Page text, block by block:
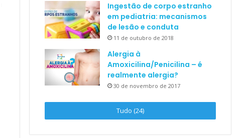
Ingestão de corpo estranho
em pediatria: mecanismos
de lesão e conduta
11 de outubro de 2018
Alergia à
Amoxicilina/Penicilina – é
realmente alergia?
30 de novembro de 2017
Tudo (24)